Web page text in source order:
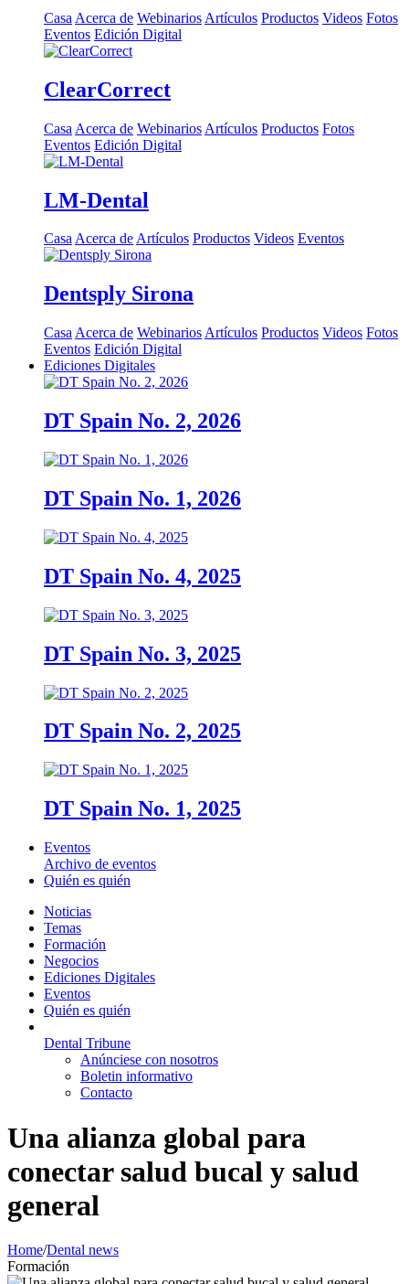
Casa Acerca de Webinarios Artículos Productos Videos Fotos
Eventos Edición Digital
ClearCorrect
Casa Acerca de Webinarios Artículos Productos Fotos
Eventos Edición Digital
LM-Dental
CasaAcerca deArtículos Productos Videos Eventos
Dentsply Sirona
Casa Acerca de Webinarios Artículos Productos Videos Fotos
Eventos Edición Digital
Ediciones Digitales
DT Spain No. 2, 2026
DT Spain No. 1, 2026
DT Spain No. 4, 2025
DT Spain No. 3, 2025
DT Spain No. 2, 2025
DT Spain No. 1, 2025
Eventos
Archivo de eventos
Quién es quién
Noticias
Temas
Formación
Negocios
Ediciones Digitales
Eventos
Quién es quién
Dental Tribune
Anúnciese con nosotros
Boletin informativo
Contacto
Una alianza global para
conectar salud bucal y salud
general
Home/Dental news
Formación